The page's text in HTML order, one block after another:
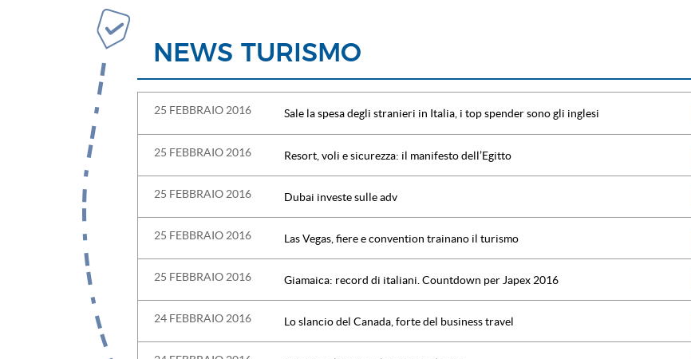
NEWS TURISMO
25 FEBBRAIO 2016 Sale la spesa degli stranieri in Italia, i top spender sono gli inglesi
25 FEBBRAIO 2016 Resort, voli e sicurezza: il manifesto dell’Egitto
25 FEBBRAIO 2016 Dubai investe sulle adv
25 FEBBRAIO 2016 Las Vegas, fiere e convention trainano il turismo
25 FEBBRAIO 2016 Giamaica: record di italiani. Countdown per Japex 2016
24 FEBBRAIO 2016 Lo slancio del Canada, forte del business travel